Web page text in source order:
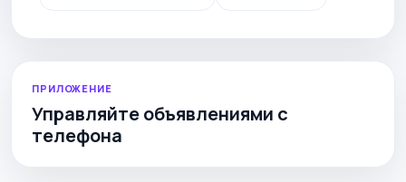
ПРИЛОЖЕНИЕ
Управляйте объявлениями с
телефона